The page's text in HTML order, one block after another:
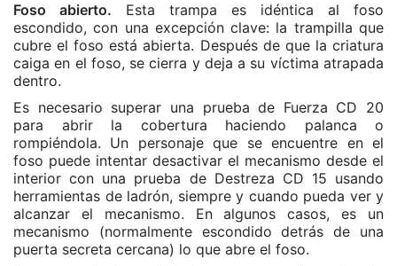
Foso abierto. Esta trampa es idéntica al foso
escondido, con una excepción clave: la trampilla que
cubre el foso está abierta. Después de que la criatura
caiga en el foso, se cierra y deja a su víctima atrapada
dentro.
Es necesario superar una prueba de Fuerza CD 20
para abrir la cobertura haciendo palanca o
rompiéndola. Un personaje que se encuentre en el
foso puede intentar desactivar el mecanismo desde el
interior con una prueba de Destreza CD 15 usando
herramientas de ladrón, siempre y cuando pueda ver y
alcanzar el mecanismo. En algunos casos, es un
mecanismo (normalmente escondido detrás de una
puerta secreta cercana) lo que abre el foso.